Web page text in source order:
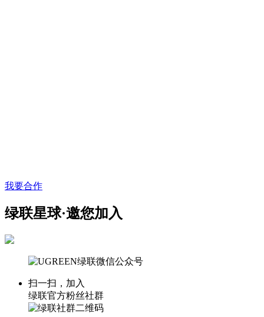
我要合作
绿联星球·邀您加入
扫一扫，加入
绿联官方粉丝社群